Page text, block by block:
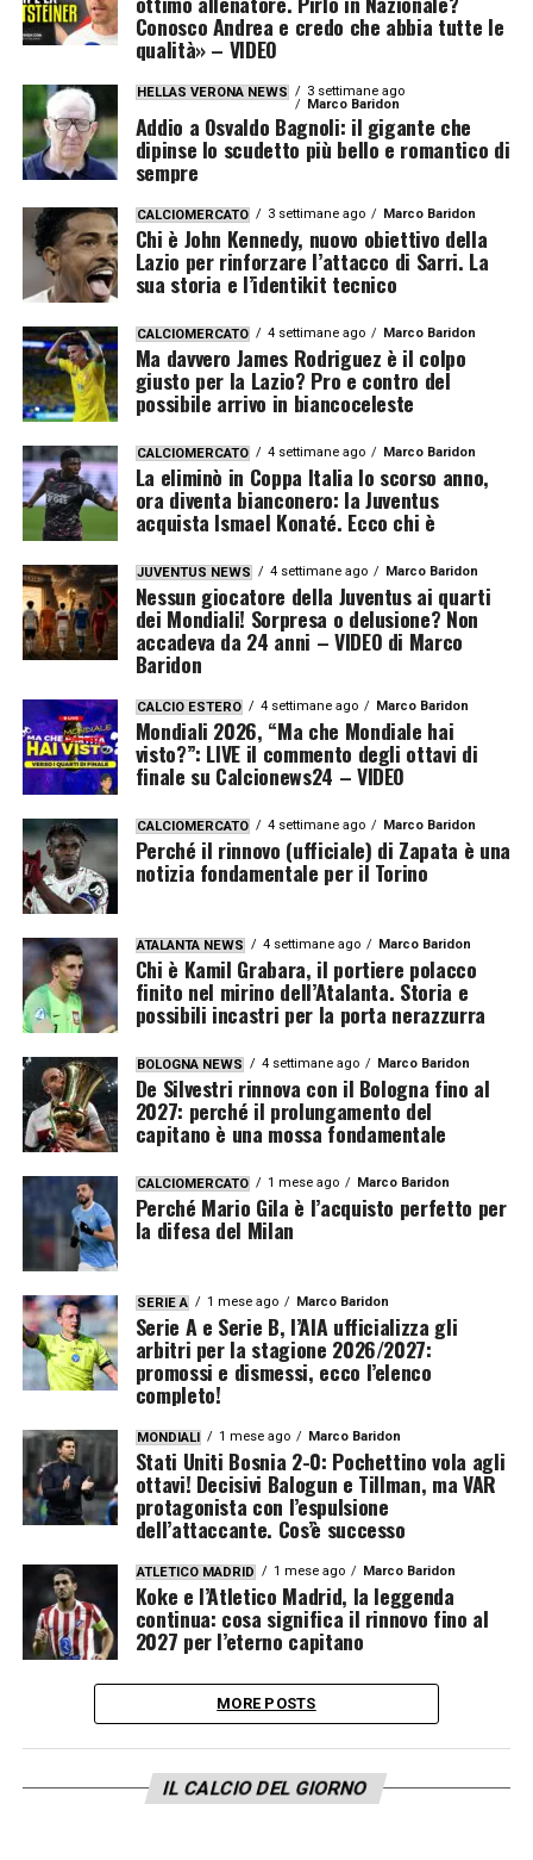
Conosco Andrea e credo che abbia tutte le
qualità» – VIDEO
HELLAS VERONA NEWS
3 settimane ago
Marco Baridon
Addio a Osvaldo Bagnoli: il gigante che
dipinse lo scudetto più bello e romantico di
sempre
CALCIOMERCATO 3 settimane ago Marco Baridon
Chi è John Kennedy, nuovo obiettivo della
Lazio per rinforzare l’attacco di Sarri. La
sua storia e l’identikit tecnico
CALCIOMERCATO 4 settimane ago Marco Baridon
Ma davvero James Rodriguez è il colpo
giusto per la Lazio? Pro e contro del
possibile arrivo in biancoceleste
CALCIOMERCATO 4 settimane ago Marco Baridon
La eliminò in Coppa Italia lo scorso anno,
ora diventa bianconero: la Juventus
acquista Ismael Konaté. Ecco chi è
JUVENTUS NEWS 4 settimane ago Marco Baridon
Nessun giocatore della Juventus ai quarti
dei Mondiali! Sorpresa o delusione? Non
accadeva da 24 anni – VIDEO di Marco
Baridon
CALCIO ESTERO 4 settimane ago Marco Baridon
Mondiali 2026, “Ma che Mondiale hai
visto?”: LIVE il commento degli ottavi di
finale su Calcionews24 – VIDEO
CALCIOMERCATO 4 settimane ago Marco Baridon
Perché il rinnovo (ufficiale) di Zapata è una
notizia fondamentale per il Torino
ATALANTA NEWS 4 settimane ago Marco Baridon
Chi è Kamil Grabara, il portiere polacco
finito nel mirino dell’Atalanta. Storia e
possibili incastri per la porta nerazzurra
BOLOGNA NEWS 4 settimane ago Marco Baridon
De Silvestri rinnova con il Bologna fino al
2027: perché il prolungamento del
capitano è una mossa fondamentale
CALCIOMERCATO 1 mese ago Marco Baridon
Perché Mario Gila è l’acquisto perfetto per
la difesa del Milan
SERIE A 1 mese ago Marco Baridon
Serie A e Serie B, l’AIA ufficializza gli
arbitri per la stagione 2026/2027:
promossi e dismessi, ecco l’elenco
completo!
MONDIALI 1 mese ago Marco Baridon
Stati Uniti Bosnia 2-0: Pochettino vola agli
ottavi! Decisivi Balogun e Tillman, ma VAR
protagonista con l’espulsione
dell’attaccante. Cos’è successo
ATLETICO MADRID 1 mese ago Marco Baridon
Koke e l’Atletico Madrid, la leggenda
continua: cosa significa il rinnovo fino al
2027 per l’eterno capitano
MORE POSTS
IL CALCIO DEL GIORNO